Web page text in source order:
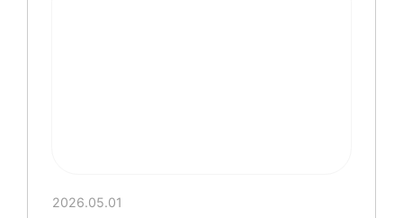
2026.05.01